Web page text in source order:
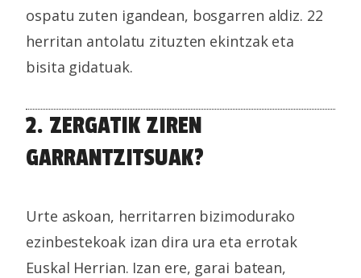
ospatu zuten igandean, bosgarren aldiz. 22
herritan antolatu zituzten ekintzak eta
bisita gidatuak.
2. ZERGATIK ZIREN
GARRANTZITSUAK?
Urte askoan, herritarren bizimodurako
ezinbestekoak izan dira ura eta errotak
Euskal Herrian. Izan ere, garai batean,